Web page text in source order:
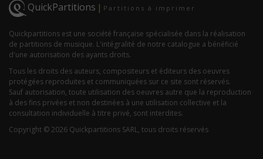
QuickPartitions | Partitions à imprimer
Quickpartitions est une société française spécialisée dans la réalisation
de partitions de musique. L'intégralité de notre catalogue a bénéficié
d'une autorisation des ayants droits.
Tous les droits des auteurs, compositeurs et éditeurs des oeuvres
protégées reproduites et communiquées sur ce site sont réservés.
Sauf autorisation, toute utilisation des oeuvres autre que la reproduction
à des fins privées et non destinées à une utilisation collective et la
consultation individuelle à titre privé, sont interdites.
Copyright © 2026 Quickpartitions SARL, tous droits réservés